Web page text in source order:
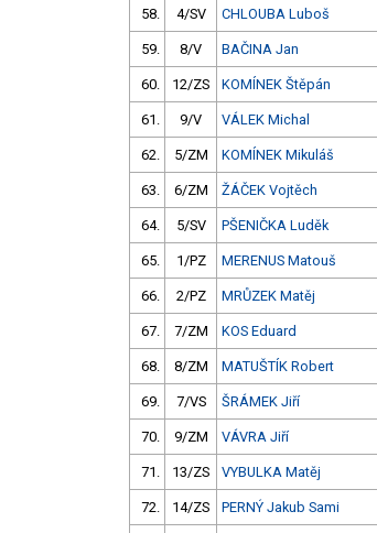
58. 4/SV CHLOUBA Luboš
59. 8/V BAČINA Jan
60. 12/ZS KOMÍNEK Štěpán
61. 9/V VÁLEK Michal
62. 5/ZM KOMÍNEK Mikuláš
63. 6/ZM ŽÁČEK Vojtěch
64. 5/SV PŠENIČKA Luděk
65. 1/PZ MERENUS Matouš
66. 2/PZ MRŮZEK Matěj
67. 7/ZM KOS Eduard
68. 8/ZM MATUŠTÍK Robert
69. 7/VS ŠRÁMEK Jiří
70. 9/ZM VÁVRA Jiří
71. 13/ZS VYBULKA Matěj
72. 14/ZS PERNÝ Jakub Sami